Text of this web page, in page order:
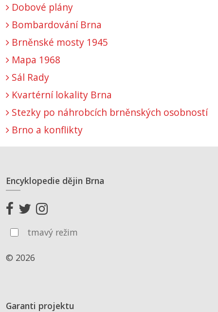
Dobové plány
Bombardování Brna
Brněnské mosty 1945
Mapa 1968
Sál Rady
Kvartérní lokality Brna
Stezky po náhrobcích brněnských osobností
Brno a konflikty
Encyklopedie dějin Brna
tmavý režim
© 2026
Garanti projektu